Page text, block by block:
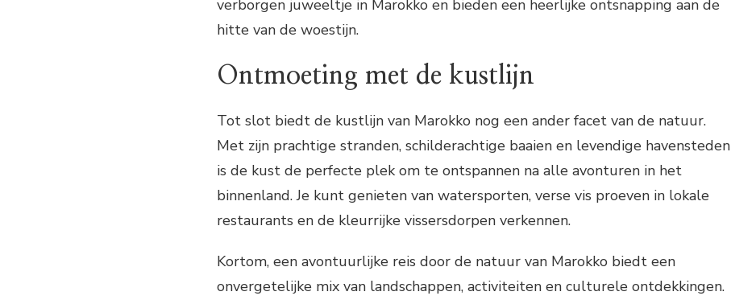
verborgen juweeltje in Marokko en bieden een heerlijke ontsnapping aan de
hitte van de woestijn.
Ontmoeting met de kustlijn
Tot slot biedt de kustlijn van Marokko nog een ander facet van de natuur.
Met zijn prachtige stranden, schilderachtige baaien en levendige havensteden
is de kust de perfecte plek om te ontspannen na alle avonturen in het
binnenland. Je kunt genieten van watersporten, verse vis proeven in lokale
restaurants en de kleurrijke vissersdorpen verkennen.
Kortom, een avontuurlijke reis door de natuur van Marokko biedt een
onvergetelijke mix van landschappen, activiteiten en culturele ontdekkingen.